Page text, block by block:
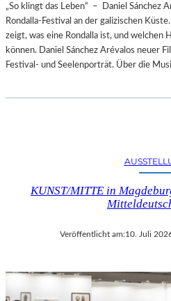
„So klingt das Leben“ – Daniel Sánchez
Rondalla-Festival an der galizischen
zeigt, was eine Rondalla ist, und welchen
können. Daniel Sánchez Arévalos neuer
Festival- und Seelenporträt. Über die
KUNST/MITTE in
Veröffentlicht am:10. Juli